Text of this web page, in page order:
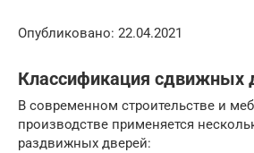
Опубликовано: 22.04.2021
Классификация сдвижных
В современном строительстве и
производстве применяется
раздвижных дверей: